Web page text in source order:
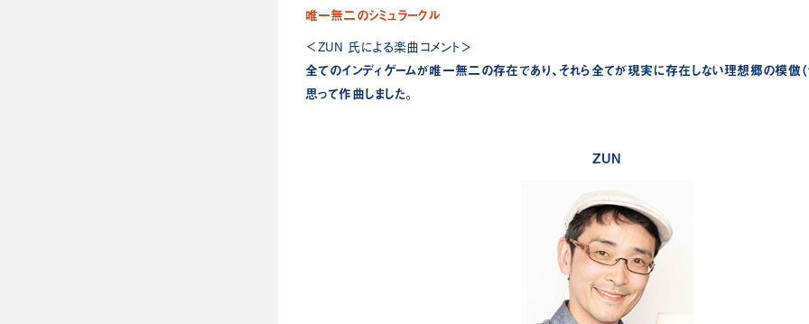
唯一無二のシミュラークル
＜ZUN 氏による楽曲コメント＞
全てのインディゲームが唯一無二の存在であり、それら全てが現実に存在しない理想郷の模倣（
思って作曲しました。
ZUN